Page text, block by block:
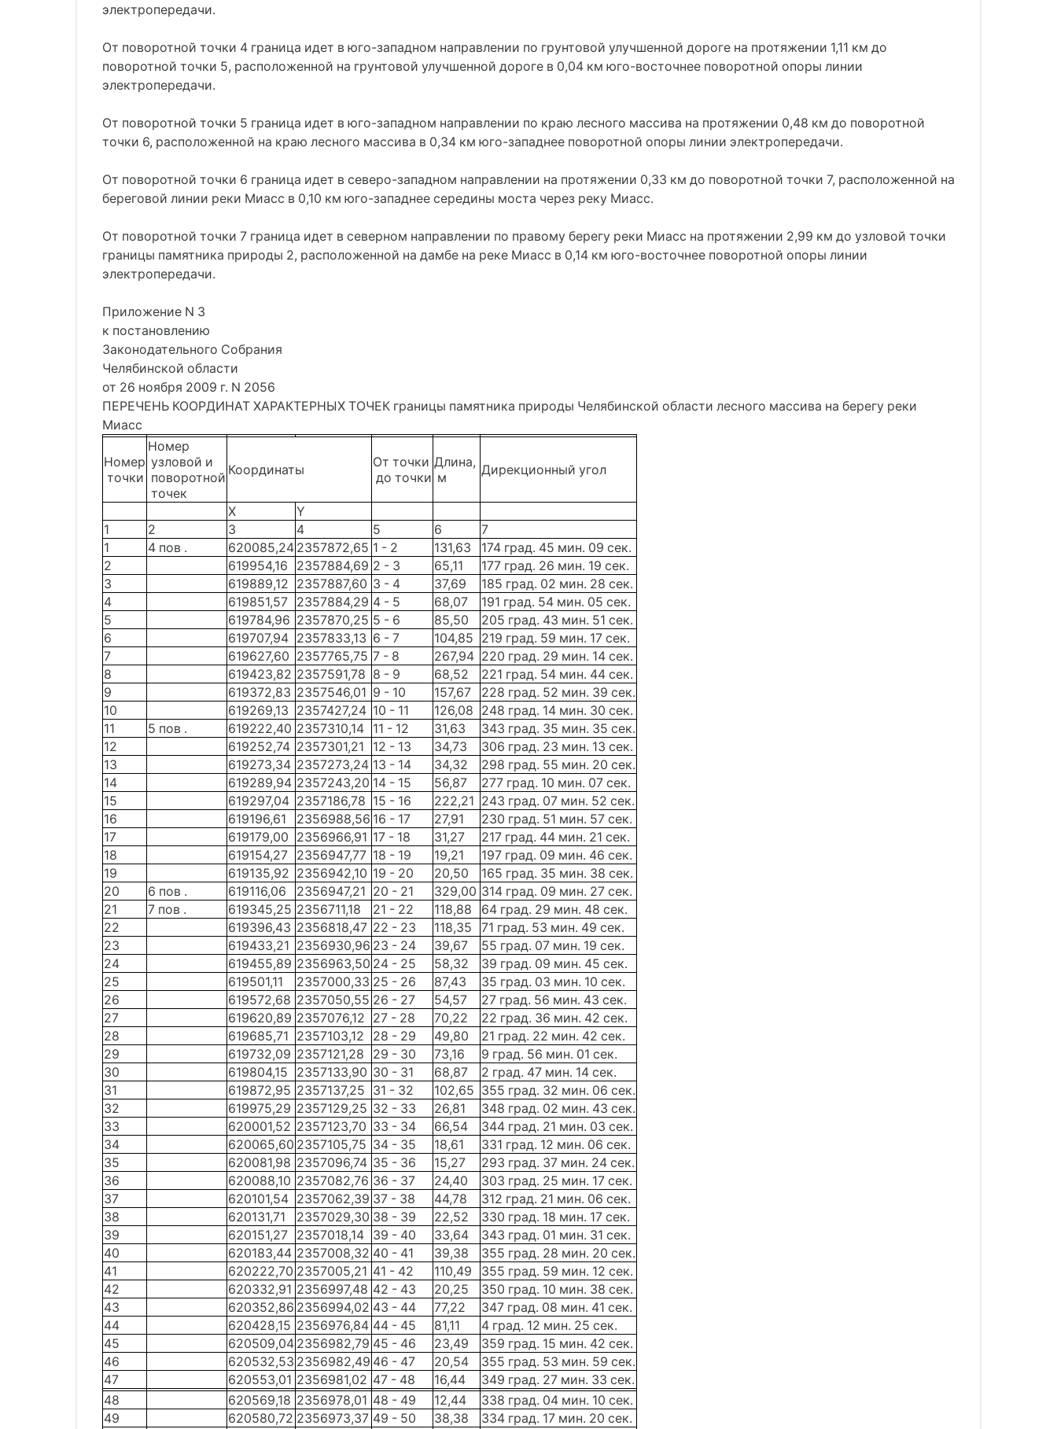
электропередачи.
От поворотной точки 4 граница идет в юго-западном направлении по грунтовой улучшенной дороге на протяжении 1,11 км до
поворотной точки 5, расположенной на грунтовой улучшенной дороге в 0,04 км юго-восточнее поворотной опоры линии
электропередачи.
От поворотной точки 5 граница идет в юго-западном направлении по краю лесного массива на протяжении 0,48 км до поворотной
точки 6, расположенной на краю лесного массива в 0,34 км юго-западнее поворотной опоры линии электропередачи.
От поворотной точки 6 граница идет в северо-западном направлении на протяжении 0,33 км до поворотной точки 7, расположенной на
береговой линии реки Миасс в 0,10 км юго-западнее середины моста через реку Миасс.
От поворотной точки 7 граница идет в северном направлении по правому берегу реки Миасс на протяжении 2,99 км до узловой точки
границы памятника природы 2, расположенной на дамбе на реке Миасс в 0,14 км юго-восточнее поворотной опоры линии
электропередачи.
Приложение N 3
к постановлению
Законодательного Собрания
Челябинской области
от 26 ноября 2009 г. N 2056
ПЕРЕЧЕНЬ КООРДИНАТ ХАРАКТЕРНЫХ ТОЧЕК границы памятника природы Челябинской области лесного массива на берегу реки
Миасс
Номер
точки
Номер
узловой и
поворотной
точек
Координаты
От точки
до точки
Длина,
м
Дирекционный угол
X
Y
1
2 3 4 5 6
7
1
4 пов . 620085,24 2357872,65 1 - 2 131,63
174 град. 45 мин. 09 сек.
2
619954,16 2357884,69 2 - 3 65,11
177 град. 26 мин. 19 сек.
3
619889,12 2357887,60 3 - 4 37,69
185 град. 02 мин. 28 сек.
4
619851,57 2357884,29 4 - 5 68,07
191 град. 54 мин. 05 сек.
5
619784,96 2357870,25 5 - 6 85,50
205 град. 43 мин. 51 сек.
6
619707,94 2357833,13 6 - 7 104,85
219 град. 59 мин. 17 сек.
7
619627,60 2357765,75 7 - 8 267,94 220 град. 29 мин. 14 сек.
8
619423,82 2357591,78 8 - 9 68,52
221 град. 54 мин. 44 сек.
9
619372,83 2357546,01 9 - 10 157,67
228 град. 52 мин. 39 сек.
10
619269,13 2357427,24 10 - 11 126,08
248 град. 14 мин. 30 сек.
11
5 пов . 619222,40 2357310,14 11 - 12 31,63
343 град. 35 мин. 35 сек.
12
619252,74 2357301,21 12 - 13 34,73
306 град. 23 мин. 13 сек.
13
619273,34 2357273,24 13 - 14 34,32
298 град. 55 мин. 20 сек.
14
619289,94 2357243,20 14 - 15 56,87
277 град. 10 мин. 07 сек.
15
619297,04 2357186,78 15 - 16 222,21 243 град. 07 мин. 52 сек.
16
619196,61 2356988,56 16 - 17 27,91
230 град. 51 мин. 57 сек.
17
619179,00 2356966,91 17 - 18 31,27
217 град. 44 мин. 21 сек.
18
619154,27 2356947,77 18 - 19 19,21
197 град. 09 мин. 46 сек.
19
619135,92 2356942,10 19 - 20 20,50
165 град. 35 мин. 38 сек.
20
6 пов . 619116,06 2356947,21 20 - 21 329,00 314 град. 09 мин. 27 сек.
21
7 пов . 619345,25 2356711,18 21 - 22 118,88
64 град. 29 мин. 48 сек.
22
619396,43 2356818,47 22 - 23 118,35
71 град. 53 мин. 49 сек.
23
619433,21 2356930,96 23 - 24 39,67
55 град. 07 мин. 19 сек.
24
619455,89 2356963,50 24 - 25 58,32
39 град. 09 мин. 45 сек.
25
619501,11 2357000,33 25 - 26 87,43
35 град. 03 мин. 10 сек.
26
619572,68 2357050,55 26 - 27 54,57
27 град. 56 мин. 43 сек.
27
619620,89 2357076,12 27 - 28 70,22
22 град. 36 мин. 42 сек.
28
619685,71 2357103,12 28 - 29 49,80
21 град. 22 мин. 42 сек.
29
619732,09 2357121,28 29 - 30 73,16
9 град. 56 мин. 01 сек.
30
619804,15 2357133,90 30 - 31 68,87
2 град. 47 мин. 14 сек.
31
619872,95 2357137,25 31 - 32 102,65 355 град. 32 мин. 06 сек.
32
619975,29 2357129,25 32 - 33 26,81
348 град. 02 мин. 43 сек.
33
620001,52 2357123,70 33 - 34 66,54
344 град. 21 мин. 03 сек.
34
620065,60 2357105,75 34 - 35 18,61
331 град. 12 мин. 06 сек.
35
620081,98 2357096,74 35 - 36 15,27
293 град. 37 мин. 24 сек.
36
620088,10 2357082,76 36 - 37 24,40
303 град. 25 мин. 17 сек.
37
620101,54 2357062,39 37 - 38 44,78
312 град. 21 мин. 06 сек.
38
620131,71 2357029,30 38 - 39 22,52
330 град. 18 мин. 17 сек.
39
620151,27 2357018,14 39 - 40 33,64
343 град. 01 мин. 31 сек.
40
620183,44 2357008,32 40 - 41 39,38
355 град. 28 мин. 20 сек.
41
620222,70 2357005,21 41 - 42 110,49
355 град. 59 мин. 12 сек.
42
620332,91 2356997,48 42 - 43 20,25
350 град. 10 мин. 38 сек.
43
620352,86 2356994,02 43 - 44 77,22
347 град. 08 мин. 41 сек.
44
620428,15 2356976,84 44 - 45 81,11
4 град. 12 мин. 25 сек.
45
620509,04 2356982,79 45 - 46 23,49
359 град. 15 мин. 42 сек.
46
620532,53 2356982,49 46 - 47 20,54
355 град. 53 мин. 59 сек.
47
620553,01 2356981,02 47 - 48 16,44
349 град. 27 мин. 33 сек.
48
620569,18 2356978,01 48 - 49 12,44
338 град. 04 мин. 10 сек.
49
620580,72 2356973,37 49 - 50 38,38
334 град. 17 мин. 20 сек.